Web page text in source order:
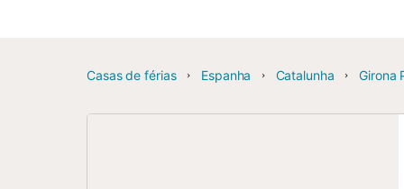
Casas de férias Espanha Catalunha Girona